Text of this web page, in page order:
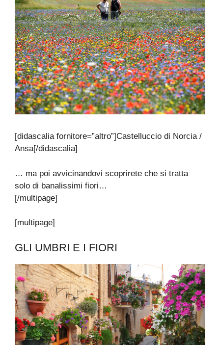
[didascalia fornitore=”altro”]Castelluccio di Norcia /
Ansa[/didascalia]
… ma poi avvicinandovi scoprirete che si tratta
solo di banalissimi fiori…
[/multipage]
[multipage]
GLI UMBRI E I FIORI